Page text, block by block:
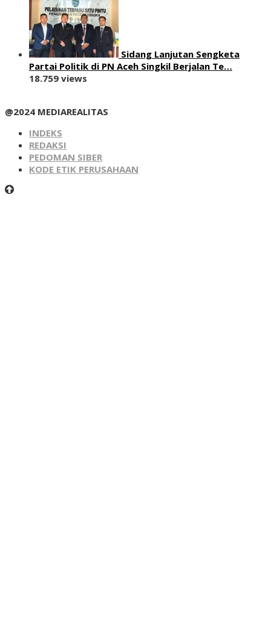
Sidang Lanjutan Sengketa
Partai Politik di PN Aceh Singkil Berjalan Te…
18.759 views
@2024 MEDIAREALITAS
INDEKS
REDAKSI
PEDOMAN SIBER
KODE ETIK PERUSAHAAN